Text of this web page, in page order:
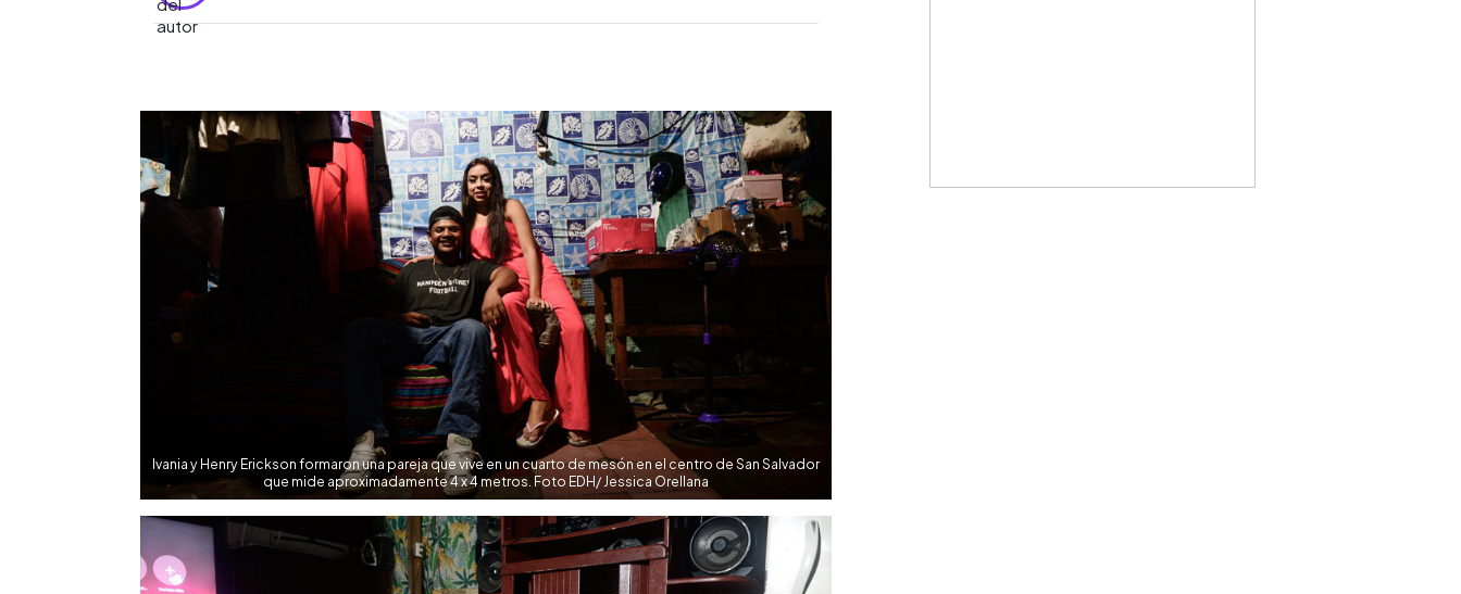
► Escuchar artículo
Ivania y Henry Erickson formaron una pareja que vive en un cuarto de mesón en el centro de San Salvador
que mide aproximadamente 4 x 4 metros. Foto EDH/ Jessica Orellana